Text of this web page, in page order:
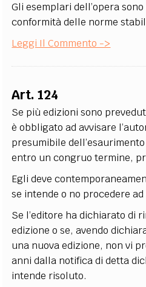
Gli esemplari dell’opera
conformità delle norme
Leggi Il Commento ->
Art. 124
Se più edizioni sono
è obbligato ad avvisare
presumibile
entro un congruo termine,
Egli deve
se intende o no procedere
Se l’editore ha dichiarato di
edizione o se, avendo
una nuova edizione, non vi
anni dalla notifica di detta
intende risoluto.